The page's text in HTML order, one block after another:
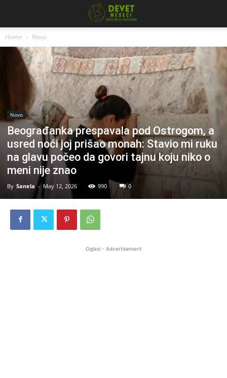
Home Novo
Novo
Beograđanka prespavala pod Ostrogom, a
usred noći joj prišao monah: Stavio mi ruku
na glavu počeo da govori tajnu koju niko o
meni nije znao
By Sanela - May 12, 2026 990 0
Oglasi - Advertisement